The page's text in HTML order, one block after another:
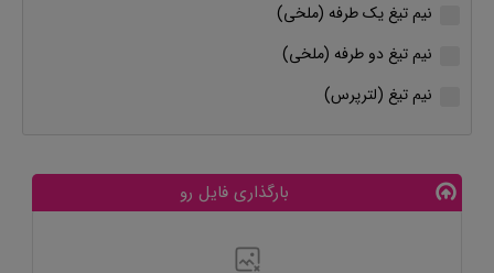
نیم تیغ یک طرفه (ملخی)
نیم تیغ دو طرفه (ملخی)
نیم تیغ (لترپرس)
بارگذاری فایل رو